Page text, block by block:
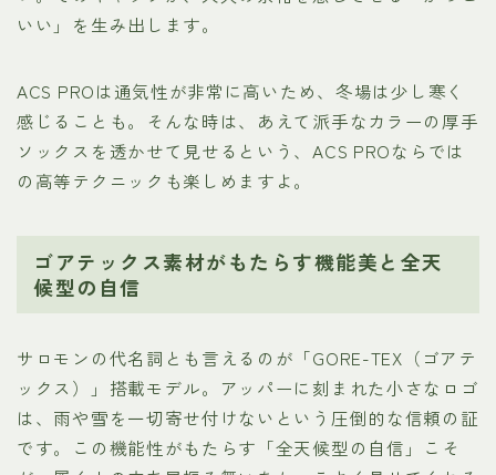
いい」を生み出します。
ACS PROは通気性が非常に高いため、冬場は少し寒く
感じることも。そんな時は、あえて派手なカラーの厚手
ソックスを透かせて見せるという、ACS PROならでは
の高等テクニックも楽しめますよ。
ゴアテックス素材がもたらす機能美と全天
候型の自信
サロモンの代名詞とも言えるのが「GORE-TEX（ゴアテ
ックス）」搭載モデル。アッパーに刻まれた小さなロゴ
は、雨や雪を一切寄せ付けないという圧倒的な信頼の証
です。この機能性がもたらす「全天候型の自信」こそ